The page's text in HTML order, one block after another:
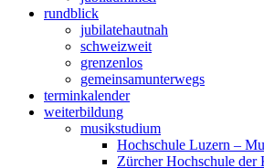
rundblick
jubilatehautnah
schweizweit
grenzenlos
gemeinsamunterwegs
terminkalender
weiterbildung
musikstudium
Hochschule Luzern –
Zürcher Hochschule der